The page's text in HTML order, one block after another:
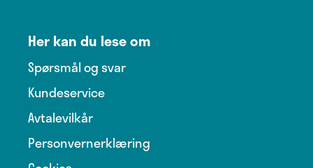
Her kan du lese om
Spørsmål og svar
Kundeservice
Avtalevilkår
Personvernerklæring